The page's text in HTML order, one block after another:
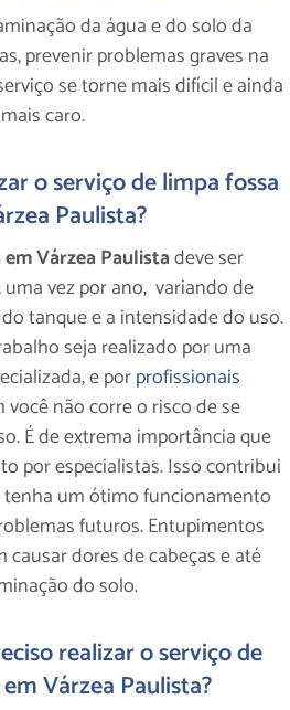
da água e do solo da
prevenir problemas graves na
se torne mais difícil e ainda
mais caro.
o serviço de limpa fossa
Paulista?
Várzea Paulistadeve ser
vez por ano, variando de
tanque e a intensidade do uso.
seja realizado por uma
e porprofissionais
não corre o risco de se
É de extrema importância que
por especialistas. Isso contribui
um ótimo funcionamento
futuros. Entupimentos
causar dores de cabeças e até
do solo.
realizar o serviço de
Várzea Paulista?